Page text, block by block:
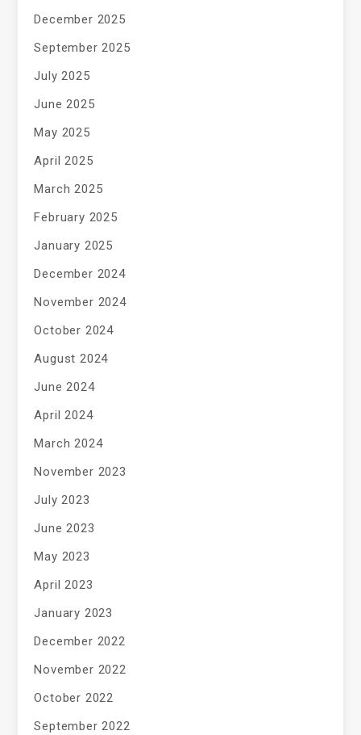
December 2025
September 2025
July 2025
June 2025
May 2025
April 2025
March 2025
February 2025
January 2025
December 2024
November 2024
October 2024
August 2024
June 2024
April 2024
March 2024
November 2023
July 2023
June 2023
May 2023
April 2023
January 2023
December 2022
November 2022
October 2022
September 2022